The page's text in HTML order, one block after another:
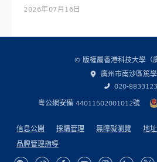
2026年07月16日
© 版權屬香港科技大學（
廣州市南沙區篤
020-
粵公網安備 44011502001012號
信息公開 採購管理 無障礙瀏覽 地址
品牌管理指導